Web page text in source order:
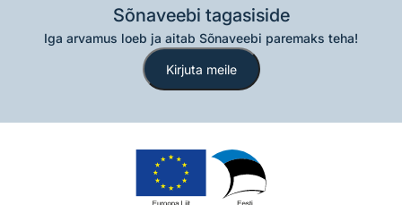
Sõnaveebi tagasiside
Iga arvamus loeb ja aitab Sõnaveebi paremaks teha!
Kirjuta meile